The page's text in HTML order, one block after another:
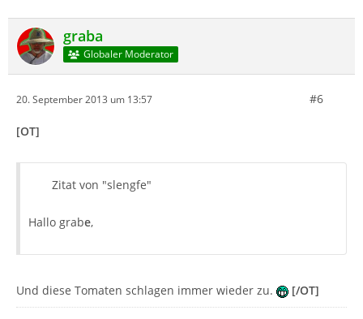
graba
Globaler Moderator
20. September 2013 um 13:57 #6
[OT]
Zitat von "slengfe"
Hallo grabe,
Und diese Tomaten schlagen immer wieder zu. [/OT]